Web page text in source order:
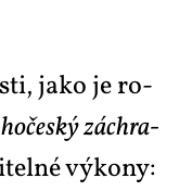
ja­ko je ro­
zá­chra­
vý­ko­ny: